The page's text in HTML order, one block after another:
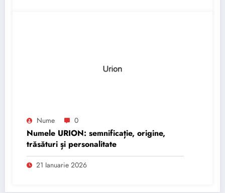
Nume 0
Numele URION: semnificație, origine,
trăsături și personalitate
21 Ianuarie 2026